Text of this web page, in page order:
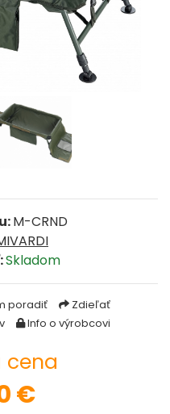
M-CRND
Skladom
poradiť
Zdieľať
Info o výrobcovi
cena
€
PRÚTY
PRÚTY